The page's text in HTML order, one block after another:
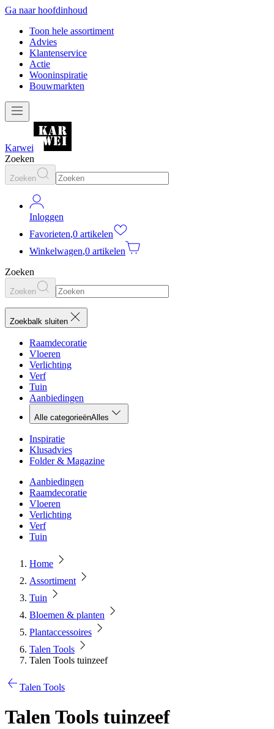
Ga naar hoofdinhoud
Toon hele assortiment
Advies
Klantenservice
Actie
Wooninspiratie
Bouwmarkten
Karwei
Zoeken
Zoeken
Inloggen
Favorieten,0 artikelen
Winkelwagen,0 artikelen
Zoeken
Zoeken
Zoekbalk sluiten
Raamdecoratie
Vloeren
Verlichting
Verf
Tuin
Aanbiedingen
Alle categorieënAlles
Inspiratie
Klusadvies
Folder & Magazine
Aanbiedingen
Raamdecoratie
Vloeren
Verlichting
Verf
Tuin
Home
Assortiment
Tuin
Bloemen & planten
Plantaccessoires
Talen Tools
Talen Tools tuinzeef
Talen Tools
Talen Tools tuinzeef